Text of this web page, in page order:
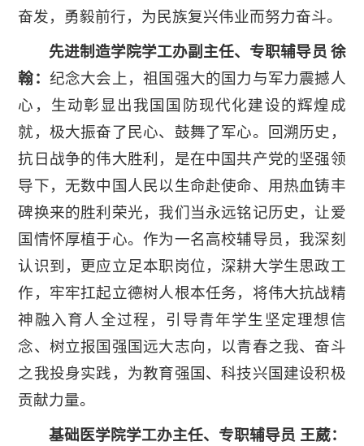
奋发，勇毅前行，为民族复兴伟业而努力奋斗。
先进制造学院学工办副主任、专职辅导员 徐
翰： 纪念大会上，祖国强大的国力与军力震撼人
心，生动彰显出我国国防现代化建设的辉煌成
就，极大振奋了民心、鼓舞了军心。回溯历史，
抗日战争的伟大胜利，是在中国共产党的坚强领
导下，无数中国人民以生命赴使命、用热血铸丰
碑换来的胜利荣光，我们当永远铭记历史，让爱
国情怀厚植于心。作为一名高校辅导员，我深刻
认识到，更应立足本职岗位，深耕大学生思政工
作，牢牢扛起立德树人根本任务，将伟大抗战精
神融入育人全过程，引导青年学生坚定理想信
念、树立报国强国远大志向，以青春之我、奋斗
之我投身实践，为教育强国、科技兴国建设积极
贡献力量。
基础医学院学工办主任、专职辅导员 王葳：